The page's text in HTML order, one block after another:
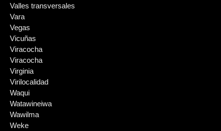
Valles transversales
Vara
Vegas
Vicuñas
Viracocha
Viracocha
Virginia
Virilocalidad
Waqui
Watawineiwa
Wawilma
Weke